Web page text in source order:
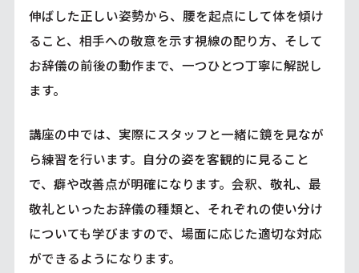
伸ばした正しい姿勢から、腰を起点にして体を傾け
ること、相手への敬意を示す視線の配り方、そして
お辞儀の前後の動作まで、一つひとつ丁寧に解説し
ます。
講座の中では、実際にスタッフと一緒に鏡を見なが
ら練習を行います。自分の姿を客観的に見ること
で、癖や改善点が明確になります。会釈、敬礼、最
敬礼といったお辞儀の種類と、それぞれの使い分け
についても学びますので、場面に応じた適切な対応
ができるようになります。